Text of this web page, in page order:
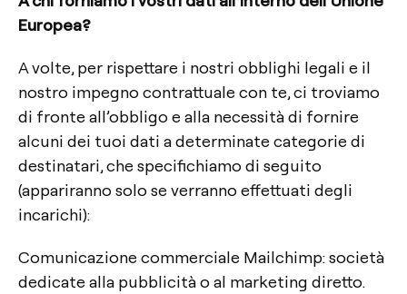
Europea?
A volte, per rispettare i nostri obblighi legali e il
nostro impegno contrattuale con te, ci troviamo
di fronte all’obbligo e alla necessità di fornire
alcuni dei tuoi dati a determinate categorie di
destinatari, che specifichiamo di seguito
(appariranno solo se verranno effettuati degli
incarichi):
Comunicazione commerciale Mailchimp: società
dedicate alla pubblicità o al marketing diretto.